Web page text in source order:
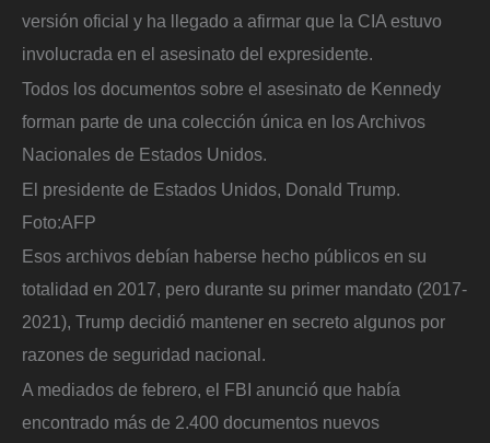
versión oficial y ha llegado a afirmar que la CIA estuvo
involucrada en el asesinato del expresidente.
Todos los documentos sobre el asesinato de Kennedy
forman parte de una colección única en los Archivos
Nacionales de Estados Unidos.
El presidente de Estados Unidos, Donald Trump.
Foto:AFP
Esos archivos debían haberse hecho públicos en su
totalidad en 2017, pero durante su primer mandato (2017-
2021), Trump decidió mantener en secreto algunos por
razones de seguridad nacional.
A mediados de febrero, el FBI anunció que había
encontrado más de 2.400 documentos nuevos